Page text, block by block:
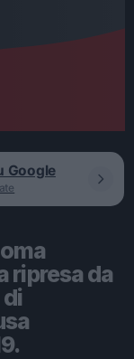
Google
ripresa da